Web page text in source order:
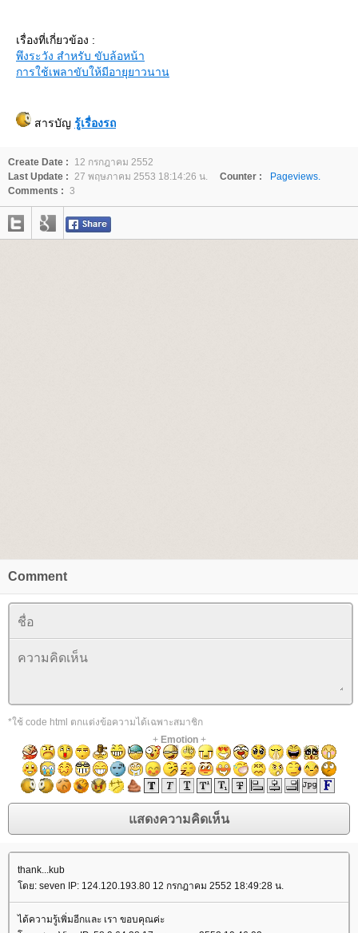
เรื่องที่เกี่ยวข้อง :
พึงระวัง สำหรับ ขับล้อหน้า
การใช้เพลาขับให้มีอายุยาวนาน
สารบัญ รู้เรื่องรถ
Create Date :
12 กรกฎาคม 2552
Last Update : 27 พฤษภาคม 2553 18:14:26 น. Counter :
Pageviews.
Comments : 3
Comment
*ใช้ code html ตกแต่งข้อความได้เฉพาะสมาชิก
+ Emotion+
thank...kub
ดย: seven IP: 124.120.193.80 12 กรกฎาคม 2552 18:49:28 น.
ได้ความรู้เพิ่มอีกและ เรา ขอบคุณค่ะ